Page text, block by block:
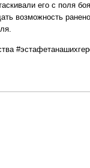
его с поля
возможность